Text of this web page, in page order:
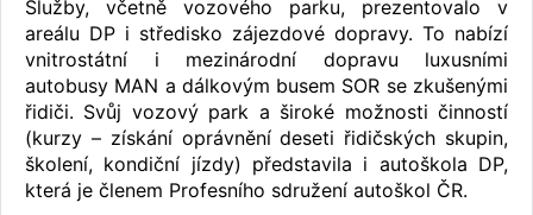
Služby, včetně vozového parku, prezentovalo v
areálu DP i středisko zájezdové dopravy. To nabízí
vnitrostátní i mezinárodní dopravu luxusními
autobusy MAN a dálkovým busem SOR se zkušenými
řidiči. Svůj vozový park a široké možnosti činností
(kurzy – získání oprávnění deseti řidičských skupin,
školení, kondiční jízdy) představila i autoškola DP,
která je členem Profesního sdružení autoškol ČR.